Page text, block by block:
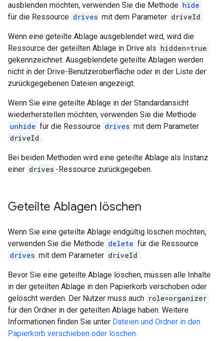
ausblenden möchten, verwenden Sie die Methode hide
für die Ressource drives mit dem Parameter driveId .
Wenn eine geteilte Ablage ausgeblendet wird, wird die
Ressource der geteilten Ablage in Drive als hidden=true
gekennzeichnet. Ausgeblendete geteilte Ablagen werden
nicht in der Drive-Benutzeroberfläche oder in der Liste der
zurückgegebenen Dateien angezeigt.
Wenn Sie eine geteilte Ablage in der Standardansicht
wiederherstellen möchten, verwenden Sie die Methode
unhide für die Ressource drives mit dem Parameter
driveId .
Bei beiden Methoden wird eine geteilte Ablage als Instanz
einer drives -Ressource zurückgegeben.
Geteilte Ablagen löschen
Wenn Sie eine geteilte Ablage endgültig löschen möchten,
verwenden Sie die Methode delete für die Ressource
drives mit dem Parameter driveId .
Bevor Sie eine geteilte Ablage löschen, müssen alle Inhalte
in der geteilten Ablage in den Papierkorb verschoben oder
gelöscht werden. Der Nutzer muss auch role=organizer
für den Ordner in der geteilten Ablage haben. Weitere
Informationen finden Sie unter Dateien und Ordner in den
Papierkorb verschieben oder löschen.